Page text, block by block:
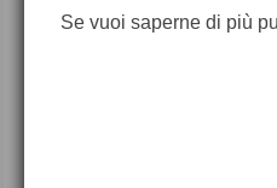
Se vuoi saperne di più